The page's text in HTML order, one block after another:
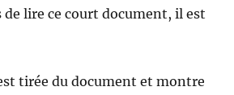
de lire ce court document, il est
tirée du document et montre